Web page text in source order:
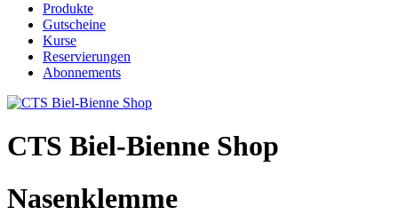
Produkte
Gutscheine
Kurse
Reservierungen
Abonnements
CTS Biel-Bienne Shop
Nasenklemme